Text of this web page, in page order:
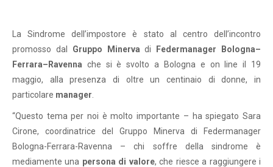
La Sindrome dell’impostore è stato al centro dell’incontro
promosso dal Gruppo Minerva di Federmanager
Bologna–
Ferrara–Ravenna che si è svolto a Bologna e on line il 19
maggio, alla presenza di oltre un centinaio di donne, in
particolare manager
“Questo tema per noi è molto importante – ha spiegato Sara
Cirone, coordinatrice del Gruppo Minerva di Federmanager
Bologna-Ferrara-Ravenna – chi soffre della sindrome è
mediamente una persona di valore, che riesce a raggiungere i